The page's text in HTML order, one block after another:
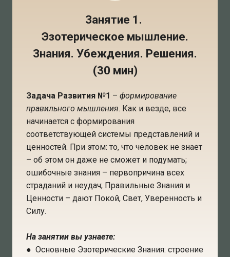
Занятие 1.
Эзотерическое мышление.
Знания. Убеждения. Решения.
(30 мин)
Задача Развития №1 – формирование
правильного мышления. Как и везде, все
начинается с формирования
соответствующей системы представлений и
ценностей. При этом: то, что человек не знает
– об этом он даже не сможет и подумать;
ошибочные знания – первопричина всех
страданий и неудач; Правильные Знания и
Ценности – дают Покой, Свет, Уверенность и
Силу.
На занятии вы узнаете:
● Основные Эзотерические Знания: строение